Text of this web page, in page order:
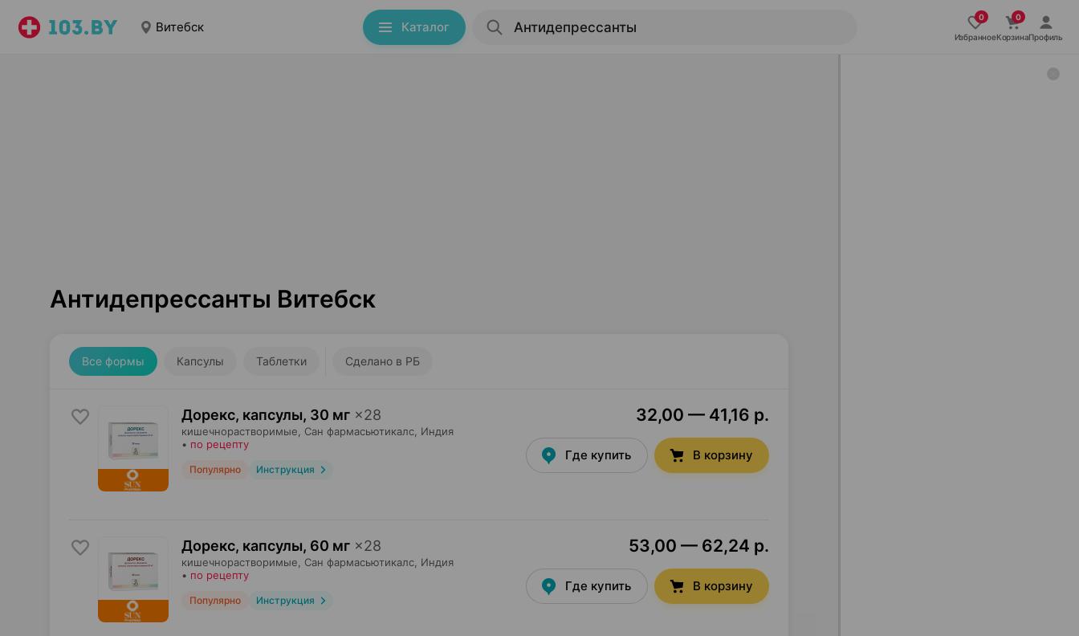
Витебск Каталог
ИзбранноеКорзинаПрофиль
Антидепрессанты Витебск
Все формы Капсулы Таблетки Сделано в РБ
Дорекс, капсулы, 30 мг ×28
кишечнорастворимые, Сан фармасьютикалс , Индия
• по рецепту
Популярно Инструкция
32,00 — 41,16 р.
Где купить В корзину
Дорекс, капсулы, 60 мг ×28
кишечнорастворимые, Сан фармасьютикалс , Индия
• по рецепту
Популярно Инструкция
53,00 — 62,24 р.
Где купить В корзину